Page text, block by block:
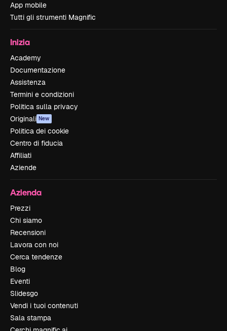
App mobile
Tutti gli strumenti Magnific
Inizia
Academy
Documentazione
Assistenza
Termini e condizioni
Politica sulla privacy
Originali New
Politica dei cookie
Centro di fiducia
Affiliati
Aziende
Azienda
Prezzi
Chi siamo
Recensioni
Lavora con noi
Cerca tendenze
Blog
Eventi
Slidesgo
Vendi i tuoi contenuti
Sala stampa